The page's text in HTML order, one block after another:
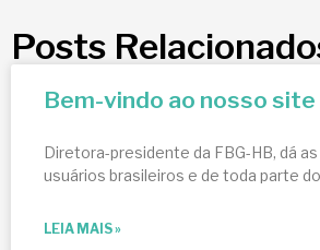
Posts
Bem-vindo ao nosso site
Diretora-presidente da FBG-HB, dá
usuários brasileiros e de toda parte
LEIA MAIS »